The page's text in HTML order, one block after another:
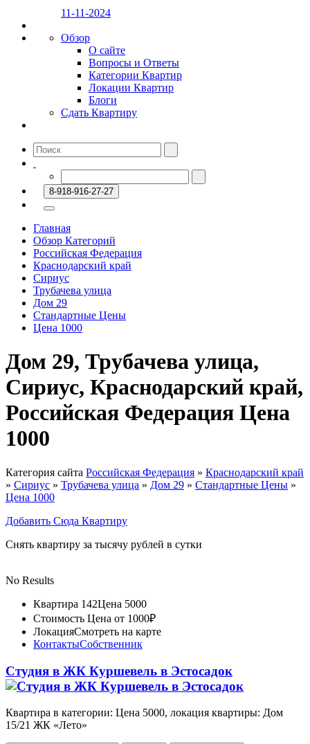
11-11-2024
Обзор
О сайте
Вопросы и Ответы
Категории Квартир
Локации Квартир
Блоги
Сдать Квартиру
8-918-916-27-27
Главная
Обзор Категорий
Российская Федерация
Краснодарский край
Сириус
Трубачева улица
Дом 29
Стандартные Цены
Цена 1000
Дом 29, Трубачева улица,
Сириус, Краснодарский край,
Российская Федерация Цена
1000
Категория сайта Российская Федерация » Краснодарский край
» Сириус » Трубачева улица » Дом 29 » Стандартные Цены »
Цена 1000
Добавить Сюда Квартиру
Снять квартиру за тысячу рублей в сутки
No Results
Квартира 142Цена 5000
Стоимость Цена от 1000₽
ЛокацияСмотреть на карте
КонтактыСобственник
Студия в ЖК Куршевель в Эстосадок
Квартира в категории: Цена 5000, локация квартиры: Дом
15/21 ЖК «Лето»